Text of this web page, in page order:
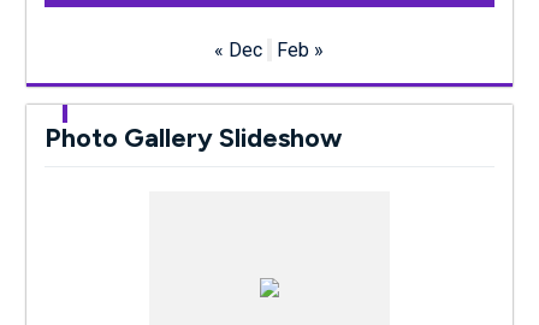
« Dec Feb »
Photo Gallery Slideshow